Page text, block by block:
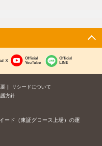
X
Official
YouTube
Official
LINE
リシードについて
方針
ード（東証グロース上場）の運